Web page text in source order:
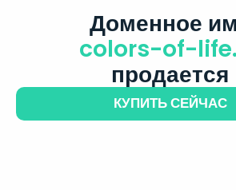
Доменное
colors-of-
продается
КУПИТЬ СЕЙЧАС